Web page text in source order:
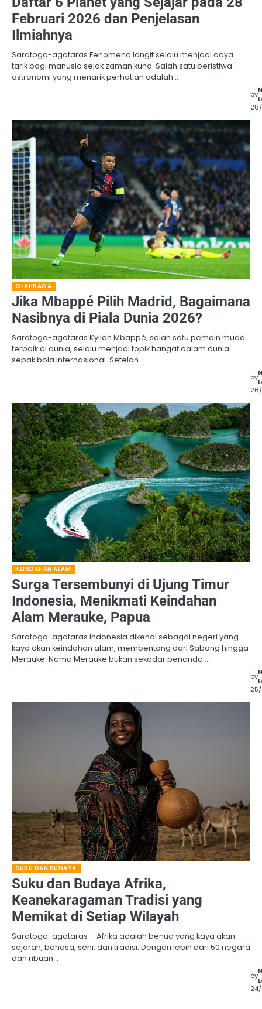
Februari 2026 dan Penjelasan
Ilmiahnya
Saratoga-agotaras Fenomena langit selalu menjadi daya
tarik bagi manusia sejak zaman kuno. Salah satu peristiwa
astronomi yang menarik perhatian adalah…
by
OLAHRAGA
Jika Mbappé Pilih Madrid, Bagaimana
Nasibnya di Piala Dunia 2026?
Saratoga-agotaras Kylian Mbappé, salah satu pemain muda
terbaik di dunia, selalu menjadi topik hangat dalam dunia
sepak bola internasional. Setelah…
by
KEINDAHAN ALAM
Surga Tersembunyi di Ujung Timur
Indonesia, Menikmati Keindahan
Alam Merauke, Papua
Saratoga-agotaras Indonesia dikenal sebagai negeri yang
kaya akan keindahan alam, membentang dari Sabang hingga
Merauke. Nama Merauke bukan sekadar penanda…
by
SUKU DAN BUDAYA
Suku dan Budaya Afrika,
Keanekaragaman Tradisi yang
Memikat di Setiap Wilayah
Saratoga-agotaras – Afrika adalah benua yang kaya akan
sejarah, bahasa, seni, dan tradisi. Dengan lebih dari 50 negara
dan ribuan…
by